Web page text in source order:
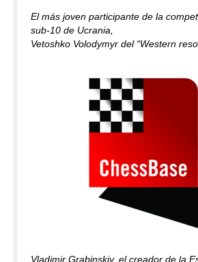
El más joven participante de la
sub-10 de Ucrania,
Vetoshko Volodymyr del “Western
Vladimir Grabinskiy, el creador de la